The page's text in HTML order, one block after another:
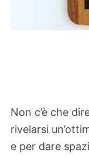
Non c’è che
rivelarsi
e per dare